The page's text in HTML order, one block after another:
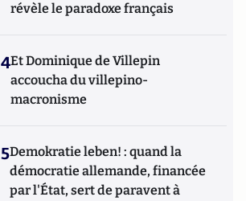
révèle le paradoxe français
4Et Dominique de Villepin
accoucha du villepino-
macronisme
5Demokratie leben! : quand la
démocratie allemande, financée
par l'État, sert de paravent à